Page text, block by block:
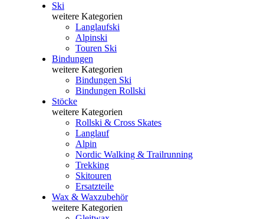
Ski
weitere Kategorien
Langlaufski
Alpinski
Touren Ski
Bindungen
weitere Kategorien
Bindungen Ski
Bindungen Rollski
Stöcke
weitere Kategorien
Rollski & Cross Skates
Langlauf
Alpin
Nordic Walking & Trailrunning
Trekking
Skitouren
Ersatzteile
Wax & Waxzubehör
weitere Kategorien